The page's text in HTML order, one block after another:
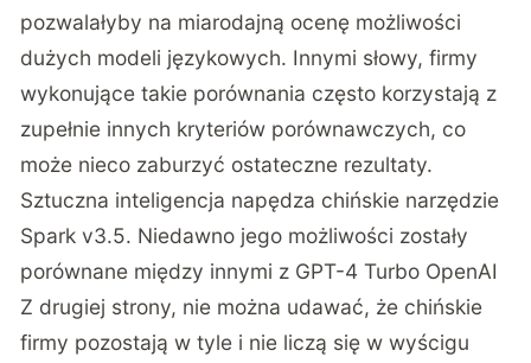
pozwalałyby na miarodajną ocenę możliwości
dużych modeli językowych. Innymi słowy, firmy
wykonujące takie porównania często korzystają z
zupełnie innych kryteriów porównawczych, co
może nieco zaburzyć ostateczne rezultaty.
Sztuczna inteligencja napędza chińskie narzędzie
Spark v3.5. Niedawno jego możliwości zostały
porównane między innymi z GPT-4 Turbo OpenAI
Z drugiej strony, nie można udawać, że chińskie
firmy pozostają w tyle i nie liczą się w wyścigu